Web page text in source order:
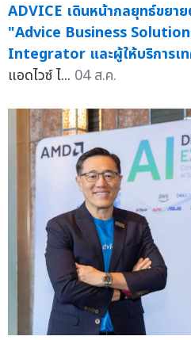
ADVICE เดินหน้ากลยุทธ์ขยา
"Advice Business
Integrator และผู้ให้บริการเท
แอดไวซ์ ไ... 04 ส.ค.